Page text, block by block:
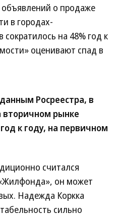
о продаже
в городах-
на 48% год к
оценивают спад в
Росреестра, в
вторичном рынке
к году, на первичном
считался
он может
Надежда Коркка
сильно